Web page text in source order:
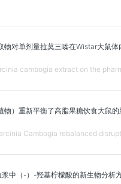
对单剂量拉莫三嗪在Wistar大鼠体
cambogia extract on the
）重新平衡了高脂果糖饮食大鼠的
Cambogia rebalanced
中（-）-羟基柠檬酸的新生物分析